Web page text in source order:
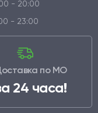
- 20:00
- 23:00
по МО
24 часа!